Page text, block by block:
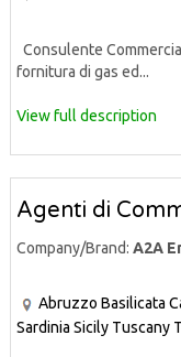
Consulente
fornitura di gas ed...
View full description
Agenti di
Company/Brand: A2A
Abruzzo Basilicata
Sardinia Sicily Tuscany